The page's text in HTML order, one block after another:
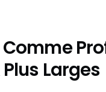
Larges